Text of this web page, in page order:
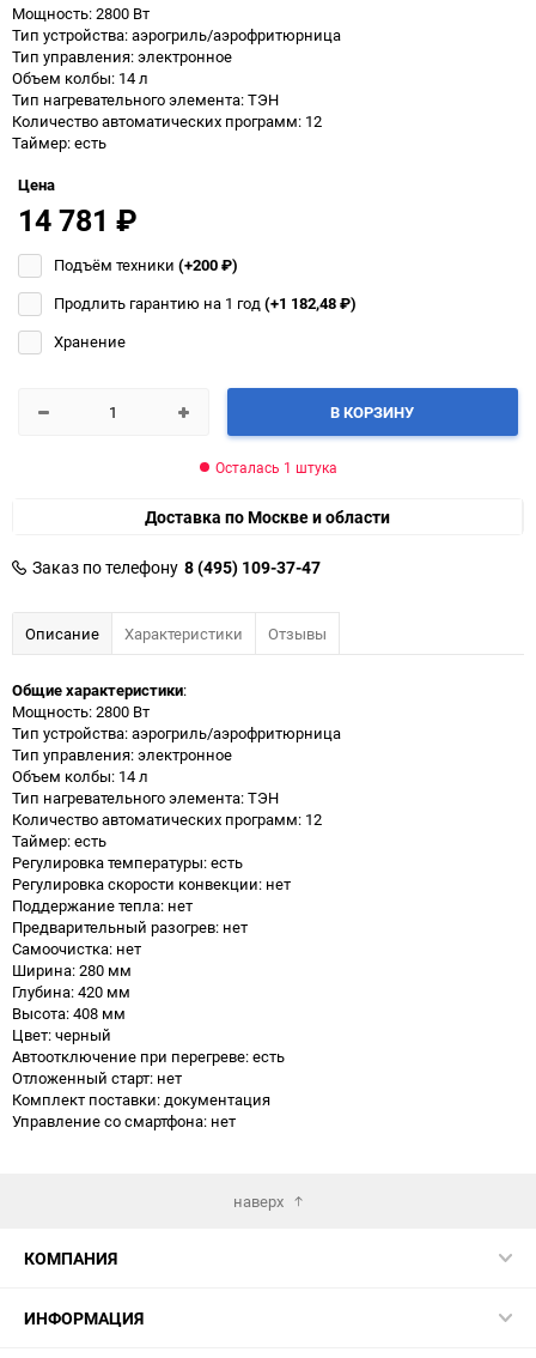
Мощность: 2800 Вт
Тип устройства: аэрогриль/аэрофритюрница
Тип управления: электронное
Объем колбы: 14 л
Тип нагревательного элемента: ТЭН
Количество автоматических программ: 12
Таймер: есть
Цена
14 781 ₽
Подъём техники (+200₽)
Продлить гарантию на 1 год(+1 182,48₽)
Хранение
В КОРЗИНУ
Осталась 1 штука
Доставка по Москве и области
Заказ по телефону 8 (495) 109-37-47
Описание Характеристики Отзывы
Общие характеристики:
Мощность: 2800 Вт
Тип устройства: аэрогриль/аэрофритюрница
Тип управления: электронное
Объем колбы: 14 л
Тип нагревательного элемента: ТЭН
Количество автоматических программ: 12
Таймер: есть
Регулировка температуры: есть
Регулировка скорости конвекции: нет
Поддержание тепла: нет
Предварительный разогрев: нет
Самоочистка: нет
Ширина: 280 мм
Глубина: 420 мм
Высота: 408 мм
Цвет: черный
Автоотключение при перегреве: есть
Отложенный старт: нет
Комплект поставки: документация
Управление со смартфона: нет
наверх
КОМПАНИЯ
ИНФОРМАЦИЯ